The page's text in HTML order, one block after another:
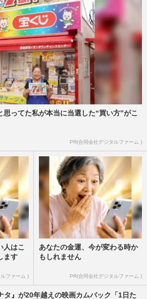
思ってた私が本当に当選した“買い方”がこ
PR(合同会社デジタルファーム )
人はこ
ます
ファーム )
あなたの金運、今が変わる時か
もしれません
PR(合同会社デジタルファーム )
タ』が20年越えの映画カムバック「1日た